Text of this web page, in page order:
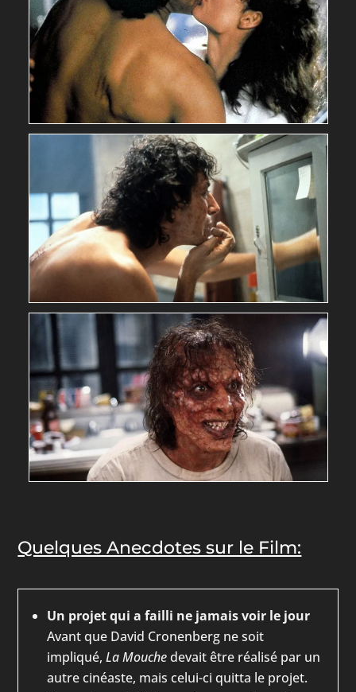
Quelques Anecdotes sur le Film:
Un projet qui a failli ne jamais voir le jour
Avant que David Cronenberg ne soit
impliqué,La Mouchedevait être réalisé par un
autre cinéaste, mais celui-ci quitta le projet.